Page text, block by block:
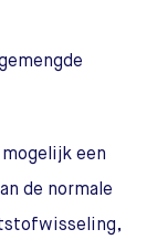
een
de normale